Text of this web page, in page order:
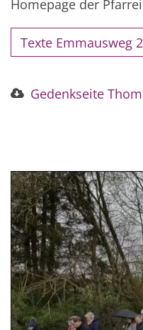
Homepage der
Texte Emmausweg
Gedenkseite